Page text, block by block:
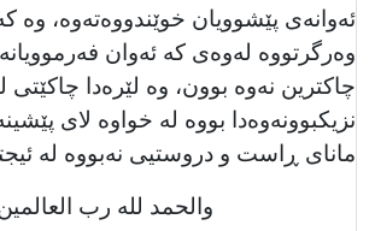
ئەوانەی پێشوویان خوێندووەتەوە، وە
وەرگرتووە لەوەی كە ئەوان
چاكترین نەوە بوون، وە لێرەدا چاكێتی
نزیكبوونەوەدا بووە لە خواوە لای
مانای ڕاست و دروستیی نەبووە لە
والحمد لله رب